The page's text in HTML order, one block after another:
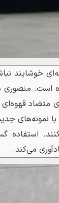
خوشایند
است.
متضاد
نمونه‌های
می‌کند.